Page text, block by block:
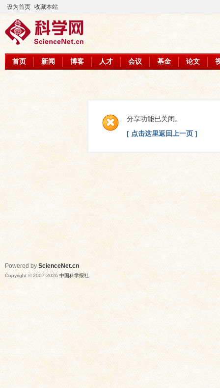
设为首页 收藏本站
首页 新闻 博客 人才 会议 基金 论文
分享功能已关闭。
[ 点击这里返回上一页 ]
Powered by ScienceNet.cn
Copyright © 2007-2026 中国科学报社